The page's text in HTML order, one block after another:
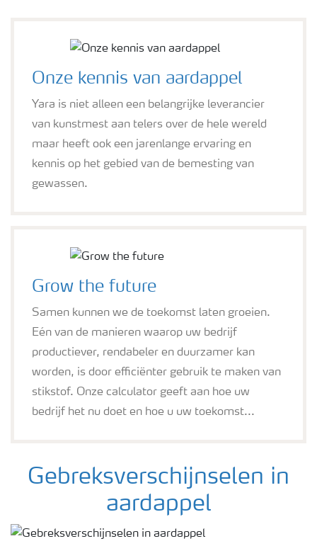
Onze kennis van aardappel
Yara is niet alleen een belangrijke leverancier
van kunstmest aan telers over de hele wereld
maar heeft ook een jarenlange ervaring en
kennis op het gebied van de bemesting van
gewassen.
Grow the future
Samen kunnen we de toekomst laten groeien.
Eén van de manieren waarop uw bedrijf
productiever, rendabeler en duurzamer kan
worden, is door efficiënter gebruik te maken van
stikstof. Onze calculator geeft aan hoe uw
bedrijf het nu doet en hoe u uw toekomst...
Gebreksverschijnselen in
aardappel